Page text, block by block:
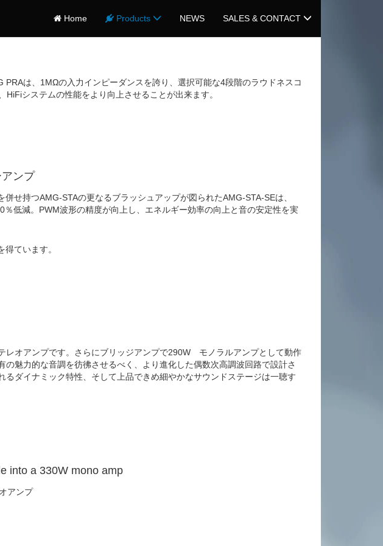
Home Products NEWS SALES & CONTACT
PRAは、1MΩの入力インピーダンスを誇り、選択可能な4段階のラウドネスコ
システムの性能をより向上させることが出来ます。
ンプ
せ持つAMG-STAの更なるブラッシュアップが図られたAMG-STA-SEは、
低減。PWM波形の精度が向上し、エネルギー効率の向上と音の安定性を実
ています。
レオアンプです。さらにブリッジアンプで290W モノラルアンプとして動作
魅力的な音調を彷彿させるべく、より進化した偶数次高調波回路で設計さ
ダイナミック特性、そして上品できめ細やかなサウンドステージは一聴す
into a 330W mono amp
アンプ